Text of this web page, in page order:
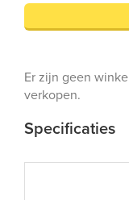
Er zijn geen
verkopen.
Specificaties